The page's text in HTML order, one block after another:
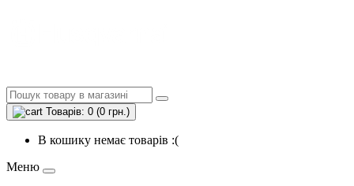
Товарів: 0 (0 грн.)
В кошику немає товарів :(
Меню